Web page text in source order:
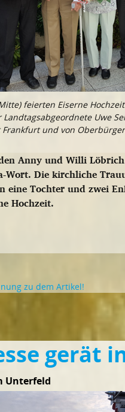
feierten Eiserne
Uwe
und von
Anny und Willi
Wort. Die kirchliche
eine Tochter und zwei
Hochzeit.
zu dem Artikel!
gerät
Unterfeld